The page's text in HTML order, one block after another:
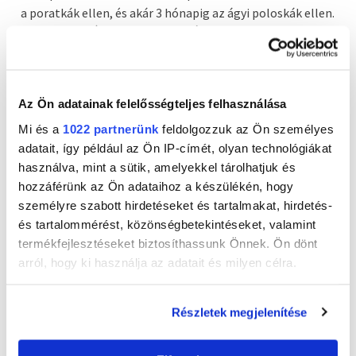
Az Ön adatainak felelősségteljes felhasználása
Mi és a 1022 partnerünk feldolgozzuk az Ön személyes
adatait, így például az Ön IP-címét, olyan technológiákat
használva, mint a sütik, amelyekkel tárolhatjuk és
hozzáférünk az Ön adataihoz a készülékén, hogy
személyre szabott hirdetéseket és tartalmakat, hirdetés-
és tartalommérést, közönségbetekintéseket, valamint
termékfejlesztéseket biztosíthassunk Önnek. Ön dönt
arról, hogy ki használja az adatait és milyen célra.
elhelyezkedéséről pár méteres pontossággal
Részletek megjelenítése
a poratkák ellen, és akár 3 hónapig az ágyi poloskák ellen.
A SANYTOL HÁZI PORATKA-IRTÓ PERMEThatékony
száradni a kezelt felületet legalább 8 órán keresztül.
Végül ismét porszívózza át az elhalt atkák és poloskák
eltávolítására. Majd alaposan tisztítsa meg a porszívót,
és egy lezárt műanyag tasakba zárva
dobja ki a tartalmát.
Ezzel a termékkel felveheti ellenük a kesztyűt, és
gyökerestül eltávolíthatja a háztartási kártevők és
éjszakáknak, és üdvözölje a kártevőmentes otthon
érzését a SANYTOL hatékony megoldásaival. Ne hagyja,
hogy ezek az apró betolakodók megfosszák